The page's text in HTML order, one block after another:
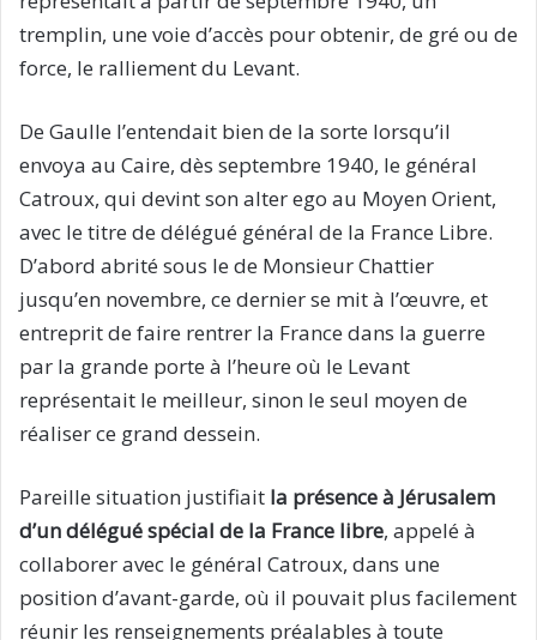
tremplin, une voie d’accès pour obtenir, de gré ou de
force, le ralliement du Levant.
De Gaulle l’entendait bien de la sorte lorsqu’il
envoya au Caire, dès septembre 1940, le général
Catroux, qui devint son alter ego au Moyen Orient,
avec le titre de délégué général de la France Libre.
D’abord abrité sous le de Monsieur Chattier
jusqu’en novembre, ce dernier se mit à l’œuvre, et
entreprit de faire rentrer la France dans la guerre
par la grande porte à l’heure où le Levant
représentait le meilleur, sinon le seul moyen de
réaliser ce grand dessein.
Pareille situation justifiait la présence à Jérusalem
d’un délégué spécial de la France libre, appelé à
collaborer avec le général Catroux, dans une
position d’avant-garde, où il pouvait plus facilement
réunir les renseignements préalables à toute